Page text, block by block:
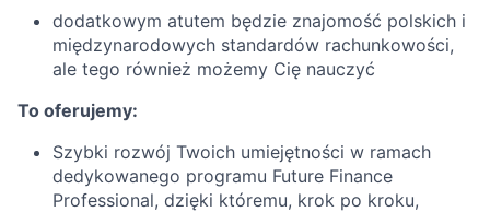
dodatkowym atutem będzie znajomość polskich i
międzynarodowych standardów rachunkowości,
ale tego również możemy Cię nauczyć
To oferujemy:
Szybki rozwój Twoich umiejętności w ramach
dedykowanego programu Future Finance
Professional, dzięki któremu, krok po kroku,